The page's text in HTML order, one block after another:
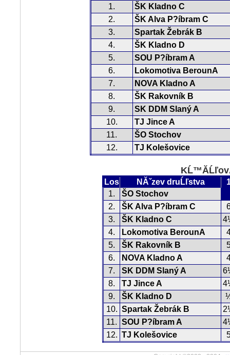
1.
ŠK Kladno C
2.
ŠK Alva P?íbram C
3.
Spartak Žebrák B
4.
ŠK Kladno D
5.
SOU P?íbram A
6.
Lokomotiva BerounA
7.
NOVA Kladno A
8.
ŠK Rakovník B
9.
SK DDM Slaný A
10.
TJ Jince A
11.
ŠO Stochov
12.
TJ Kolešovice
Los NĂˇzev druĹľstva
1.
ŠO Stochov
2.
ŠK Alva P?íbram C
3.
ŠK Kladno C
4.
Lokomotiva BerounA
5.
ŠK Rakovník B
6.
NOVA Kladno A
7.
SK DDM Slaný A
8.
TJ Jince A
9.
ŠK Kladno D
10. Spartak Žebrák B
11. SOU P?íbram A
12. TJ Kolešovice